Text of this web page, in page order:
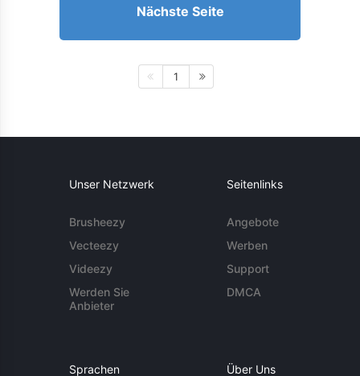
Nächste Seite
1
Unser Netzwerk
Brusheezy
Vecteezy
Videezy
Werden Sie
Anbieter
Seitenlinks
Angebote
Werben
Support
DMCA
Sprachen Über Uns